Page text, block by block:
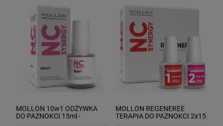
MOLLON 10w1 ODŻYWKA
DO PAZNOKCI 15ml -
MOLLON REGENEREE
TERAPIA DO PAZNOKCI 2x15